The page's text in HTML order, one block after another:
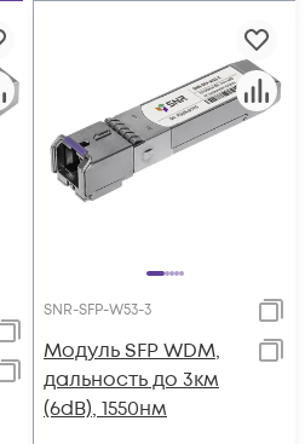
SNR-SFP-W53-3
Модуль SFP WDM,
дальность до 3км
(6dB), 1550нм